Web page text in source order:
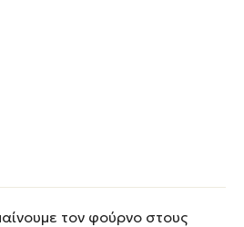
τον φούρνο στους